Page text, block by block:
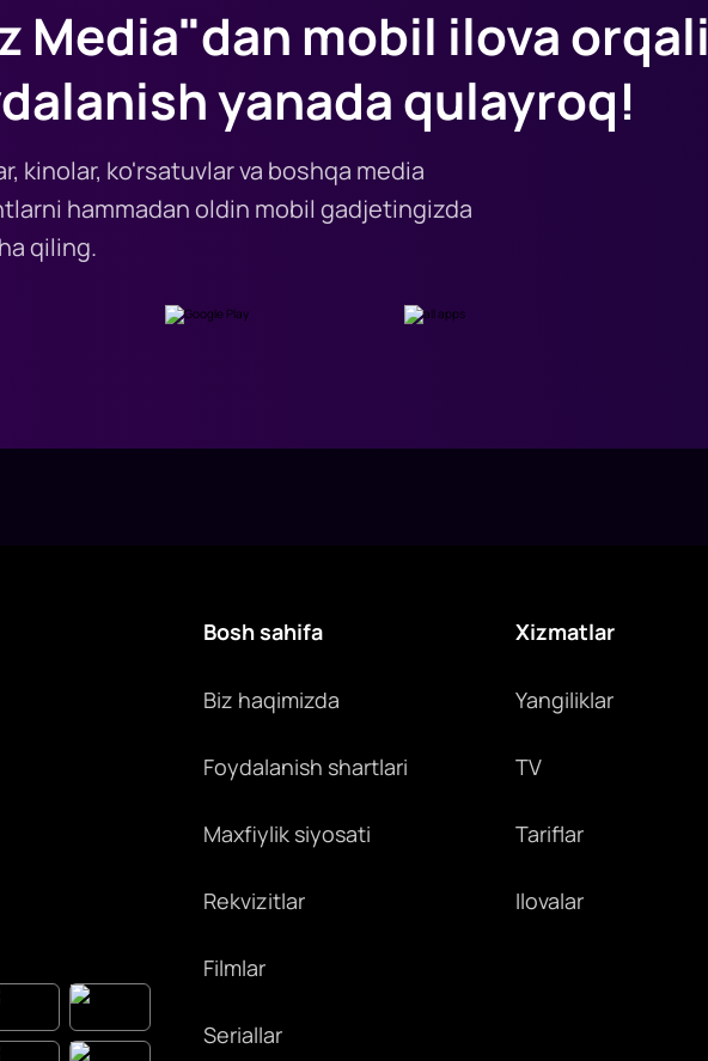
Media"dan mobil ilova orqali
yanada qulayroq!
kinolar, ko'rsatuvlar va boshqa media
hammadan oldin mobil gadjetingizda
qiling.
Bosh sahifa
Biz haqimizda
Foydalanish shartlari
Maxfiylik siyosati
Rekvizitlar
Filmlar
Seriallar
Xizmatlar
Yangiliklar
TV
Tariflar
Ilovalar